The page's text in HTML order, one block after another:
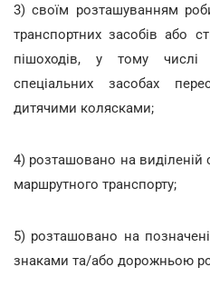
3) своїм розташуванням
транспортних засобів або
пішоходів, у тому
спеціальних засобах
дитячими колясками;
4) розташовано на виділеній
маршрутного транспорту;
5) розташовано на
знаками та/або дорожньою